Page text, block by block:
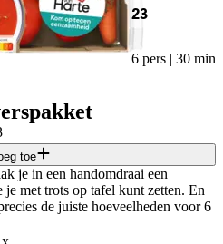
23
6 pers | 30 min
toe
je in een handomdraai een
je met trots op tafel kunt zetten. En
de juiste hoeveelheden voor 6